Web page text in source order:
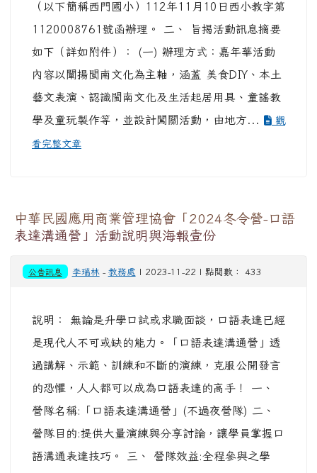
（以下簡稱西門國小）112年11月10日西小教字第
1120008761號函辦理。 二、 旨揭活動訊息摘要
如下（詳如附件）： (一) 辦理方式：嘉年華活動
內容以闡揚閩南文化為主軸，涵蓋 美食DIY、本土
藝文表演、認識閩南文化及生活起居用具、童謠教
學及童玩製作等，並設計闖關活動，由地方...
觀
看完整文章
中華民國應用商業管理協會「2024冬令營-口語
表達溝通營」活動說明與海報壹份
公告訊息 李瑞林- 教務處 | 2023-11-22 | 點閱數： 433
說明： 無論是升學口試或求職面談，口語表達已經
是現代人不可或缺的能力。「口語表達溝通營」透
過講解、示範、訓練和不斷的演練，克服公開發言
的恐懼，人人都可以成為口語表達的高手！ 一、
營隊名稱:「口語表達溝通營」(不過夜營隊) 二、
營隊目的:提供大量演練與分享討論，讓學員掌握口
語溝通表達技巧。 三、 營隊效益:全程參與之學